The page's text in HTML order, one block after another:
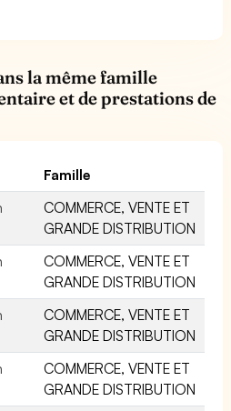
la même famille
et de prestations de
Famille
COMMERCE, VENTE ET
GRANDE DISTRIBUTION
COMMERCE, VENTE ET
GRANDE DISTRIBUTION
COMMERCE, VENTE ET
GRANDE DISTRIBUTION
COMMERCE, VENTE ET
GRANDE DISTRIBUTION